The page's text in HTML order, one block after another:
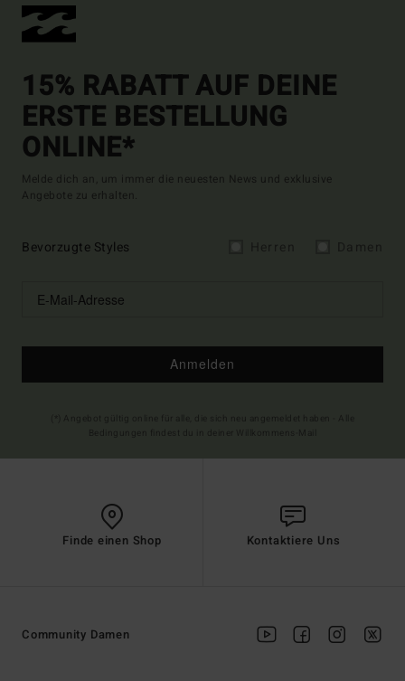
15% RABATT AUF DEINE
ERSTE BESTELLUNG
ONLINE*
Melde dich an, um immer die neuesten News und exklusive
Angebote zu erhalten.
Bevorzugte Styles
Anmelden
Finde einen Shop Kontaktiere Uns
Community Damen